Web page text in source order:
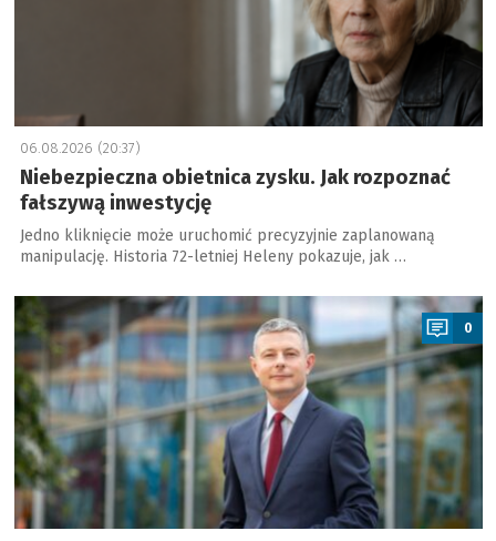
06.08.2026 (20:37)
Niebezpieczna obietnica zysku. Jak rozpoznać
fałszywą inwestycję
Jedno kliknięcie może uruchomić precyzyjnie zaplanowaną
manipulację. Historia 72-letniej Heleny pokazuje, jak …
a
0